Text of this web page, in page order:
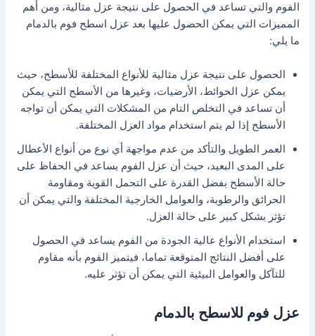
الفوم والتي تساعد في الحصول على نتيجة عزل مثالية، ومن أهم
المميزات التي يمكن الحصول عليها بعد عزل اسطح فوم بالدمام
ما يلي:
الحصول على نتيجة عزل مثالية للأنواع المختلفة للأسطح، حيث
يمكن عزل الحوائط، الأرضيات، وغيرها من الأسطح التي يمكن
أن تساعد في التخلص التام من المشكلات التي يمكن أن تواجه
الأسطح إذا لم يتم استخدام مواد العزل المختلفة.
العمر الطويل والتأكد من عدم مواجهة أي نوع من أنواع الأعطال
على المدى البعيد، حيث أن عزل الفوم يساعد في الحفاظ على
حالة الأسطح بفضل القدرة على التحمل القوية ومقاومة
الحرائق والرطوبة، والعوامل الخارجية المختلفة والتي يمكن أن
تؤثر بشكل كبير على حالة العزل.
استخدام الأنواع عالية الجودة من الفوم يساعد في الحصول
على أفضل النتائج المتوقعة تماما، فيتميز الفوم بأنه مقاوم
للتآكل والعوامل البيئية التي يمكن أن تؤثر عليه.
عزل فوم للاسطح بالدمام